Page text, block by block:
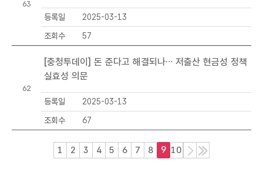
63
등록일
2025-03-13
조회수
57
62
[충청투데이] 돈 준다고 해결되나… 저출산 현금성 정책
실효성 의문
등록일
2025-03-13
조회수
67
1 2 3 4 5 6 7 8 9 10
다
끝